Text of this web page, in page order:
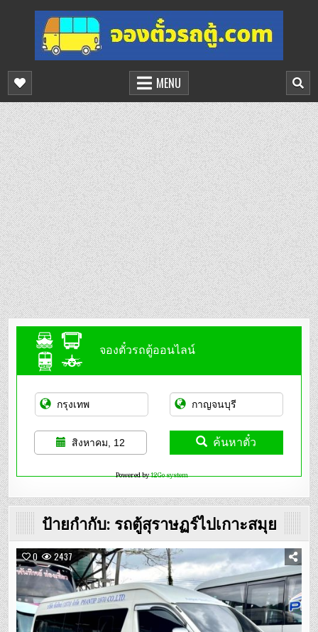
content
จองตั๋วรถตู้ออนไลน์
บริการจองตั๋วรถตู้ออนไลน์
MENU
จองตั๋วรถตู้ออนไลน์
สิงหาคม, 12 ค้นหาตั๋ว
Powered by12Go system
ป้ายกำกับ: รถตู้สุราษฏร์ไปเกาะสมุย
0 2437